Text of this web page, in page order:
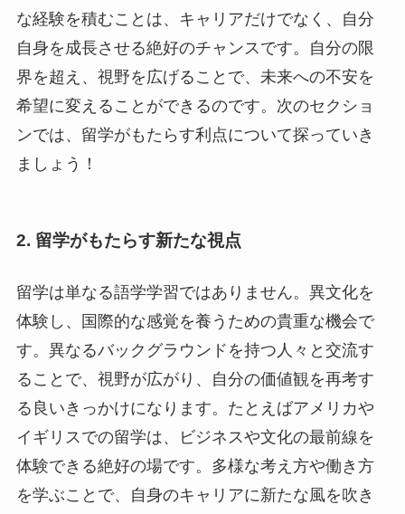
な経験を積むことは、キャリアだけでなく、自分
自身を成長させる絶好のチャンスです。自分の限
界を超え、視野を広げることで、未来への不安を
希望に変えることができるのです。次のセクショ
ンでは、留学がもたらす利点について探っていき
ましょう！
2. 留学がもたらす新たな視点
留学は単なる語学学習ではありません。異文化を
体験し、国際的な感覚を養うための貴重な機会で
す。異なるバックグラウンドを持つ人々と交流す
ることで、視野が広がり、自分の価値観を再考す
る良いきっかけになります。たとえばアメリカや
イギリスでの留学は、ビジネスや文化の最前線を
体験できる絶好の場です。多様な考え方や働き方
を学ぶことで、自身のキャリアに新たな風を吹き